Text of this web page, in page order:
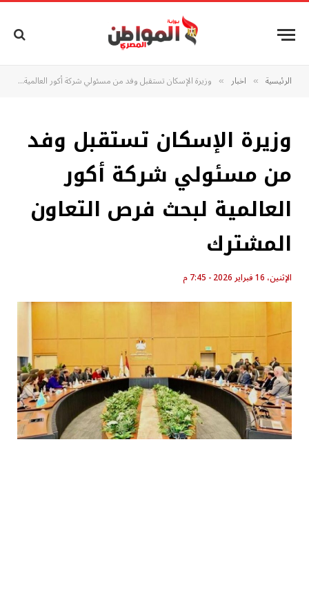
الرئيسية » اخبار » وزيرة الإسكان تستقبل وفد من مسئولي شركة أكور العالمية لبحث فرص التعاون المشترك
وزيرة الإسكان تستقبل وفد
من مسئولي شركة أكور
العالمية لبحث فرص التعاون
المشترك
الإثنين، 16 فبراير 2026 - 7:45 م